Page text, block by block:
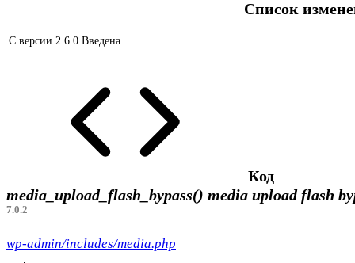
Список
С версии 2.6.0 Введена.
Код
media_upload_flash_bypass() media upload flash
7.0.2
wp-admin/includes/media.php